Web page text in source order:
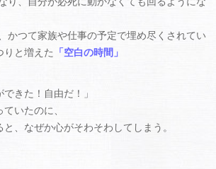
かつて家族や仕事の予定で埋め尽くされてい
りと増えた
「空白の時間」
できた！自由だ！」
いたのに、
、なぜか心がそわそわしてしまう。